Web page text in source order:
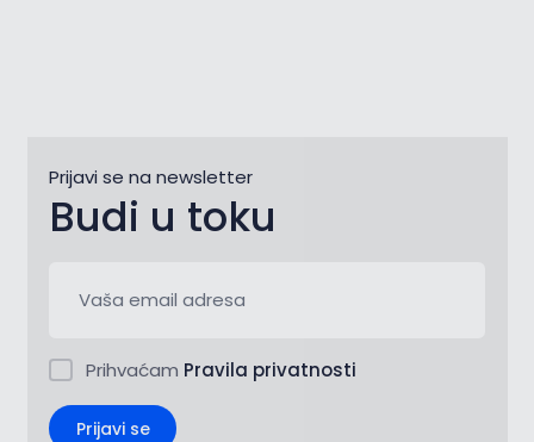
Prijavi se na newsletter
Budi u toku
Prihvaćam Pravila privatnosti
Prijavi se